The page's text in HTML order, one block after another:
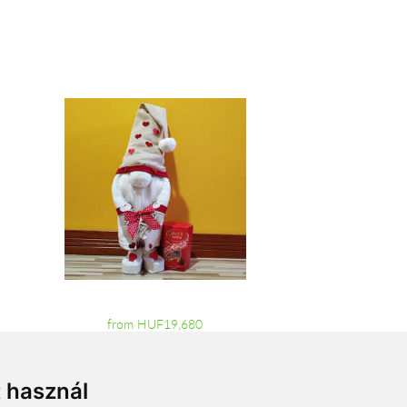
from HUF19,680